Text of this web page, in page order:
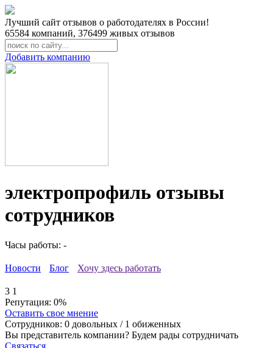
Лучший сайт отзывов о работодателях в России!
65584 компаний, 376499 живых отзывов
Добавить компанию
электропрофиль отзывы
сотрудников
Часы работы: -
Новости Блог Хочу здесь работать
3 1
Репутация: 0%
Оставить свое мнение
Сотрудников: 0 довольных / 1 обиженных
Вы представитель компании? Будем рады сотрудничать
Связаться